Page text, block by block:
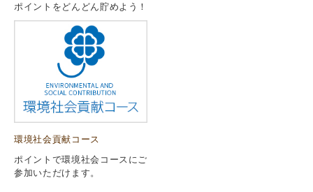
ポイントをどんどん貯めよう！
環境社会貢献コース
ポイントで環境社会コースにご
参加いただけます。